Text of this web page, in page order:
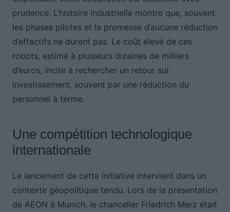
prudence. L’histoire industrielle montre que, souvent,
les phases pilotes et la promesse d’aucune réduction
d’effectifs ne durent pas. Le coût élevé de ces
robots, estimé à plusieurs dizaines de milliers
d’euros, incite à rechercher un retour sur
investissement, souvent par une réduction du
personnel à terme.
Une compétition technologique
internationale
Le lancement de cette initiative intervient dans un
contexte géopolitique tendu. Lors de la présentation
de AEON à Munich, le chancelier Friedrich Merz était